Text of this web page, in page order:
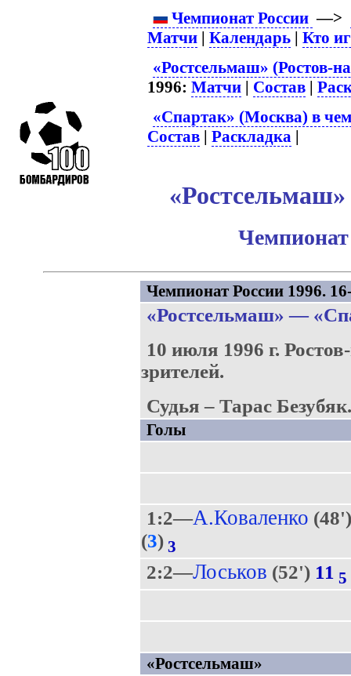
Чемпионат России —>
Матчи |Календарь |Кто
«Ростсельмаш» (Ростов-
1996:Матчи | Состав |
«Спартак» (Москва) в
Состав |Раскладка |
Чемпионат
Чемпионат России 1996.
«Ростсельмаш» —
10 июля 1996 г.
зрителей.
Судья – Тарас Безубяк.
Голы
1:2—А.Коваленко
(3) 3
2:2—Лоськов (52') 11 5
«Ростсельмаш»